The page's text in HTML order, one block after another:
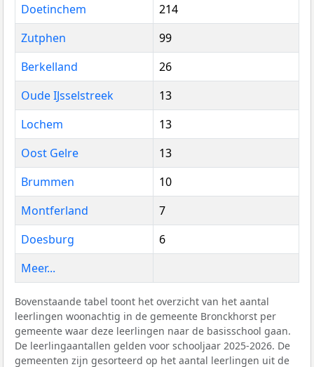
Doetinchem
214
Zutphen
99
Berkelland
26
Oude IJsselstreek
13
Lochem
13
Oost Gelre
13
Brummen
10
Montferland
7
Doesburg
6
Meer...
Bovenstaande tabel toont het overzicht van het aantal
leerlingen woonachtig in de gemeente Bronckhorst per
gemeente waar deze leerlingen naar de basisschool gaan.
De leerlingaantallen gelden voor schooljaar 2025-2026. De
gemeenten zijn gesorteerd op het aantal leerlingen uit de